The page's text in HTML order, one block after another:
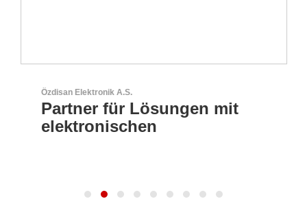
Özdisan Elektronik A.S.
Partner für Lösungen mit
elektronischen